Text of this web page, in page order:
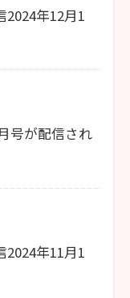
2024年12月1
号が配信され
2024年11月1